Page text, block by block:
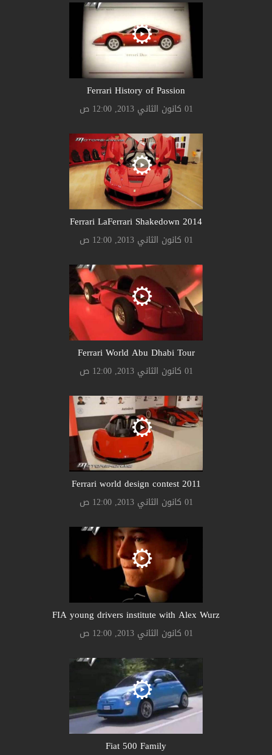
Ferrari History of Passion
01 كانون الثاني 2013, 12:00 ص
Ferrari LaFerrari Shakedown 2014
01 كانون الثاني 2013, 12:00 ص
Ferrari World Abu Dhabi Tour
01 كانون الثاني 2013, 12:00 ص
Ferrari world design contest 2011
01 كانون الثاني 2013, 12:00 ص
FIA young drivers institute with Alex Wurz
01 كانون الثاني 2013, 12:00 ص
Fiat 500 Family